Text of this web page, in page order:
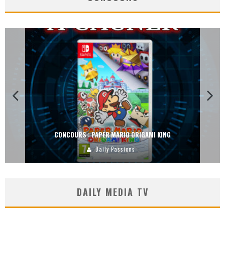
CONCOURS : DREAMS SUR PS4
Carlos Mühlig
DAILY MEDIA TV